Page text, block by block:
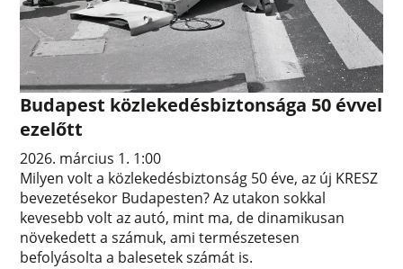
Budapest közlekedésbiztonsága 50 évvel
ezelőtt
2026. március 1. 1:00
Milyen volt a közlekedésbiztonság 50 éve, az új KRESZ
bevezetésekor Budapesten? Az utakon sokkal
kevesebb volt az autó, mint ma, de dinamikusan
növekedett a számuk, ami természetesen
befolyásolta a balesetek számát is.